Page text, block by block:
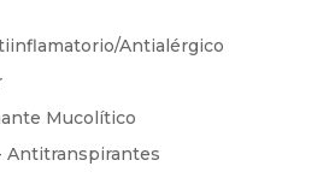
Antialérgico
Mucolítico
Antitranspirantes